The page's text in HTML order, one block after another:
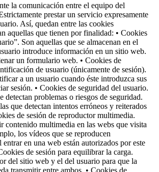
la comunicación entre el equipo del
prestar un servicio expresamente
Así, quedan entre las cookies
aquellas que tienen por finalidad: • Cookies
Son aquellas que se almacenan en el
introduce información en un sitio web.
un formulario web. • Cookies de
de usuario (únicamente de sesión).
a un usuario cuando éste introduzca sus
sesión. • Cookies de seguridad del usuario.
detectan problemas o riesgos de seguridad.
que detectan intentos erróneos y reiterados
de sesión de reproductor multimedia.
contenido multimedia en las webs que visita
los vídeos que se reproducen
entrar en una web están autorizados por este
de sesión para equilibrar la carga.
del sitio web y el del usuario para que la
transmitir entre ambos. • Cookies de